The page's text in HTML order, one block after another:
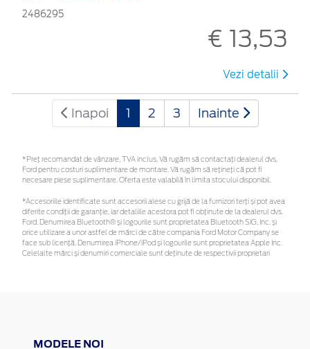
2486295
€ 13,53
Vezi detalii
Inapoi 1 2 3 Inainte
*Preţ recomandat de vânzare, TVA inclus. Vă rugăm să contactaţi dealerul dvs.
Ford pentru costuri suplimentare de montare. Vă rugăm să rețineți că pot fi
necesare piese suplimentare. Oferta este valabilă în limita stocului disponibil.
*Accesoriile identificate sunt accesorii alese cu grijă de la furnizori terți și pot avea
diferite condiții de garanție, iar detaliile acestora pot fi obținute de la dealerul dvs.
Ford. Denumirea Bluetooth® și logourile sunt proprietatea Bluetooth SIG, Inc. și
orice utilizare a unor astfel de mărci de către compania Ford Motor Company se
face sub licență. Denumirea iPhone/iPod și logourile sunt proprietatea Apple Inc.
Celelalte mărci și denumiri comerciale sunt deținute de respectivii proprietari
MODELE NOI